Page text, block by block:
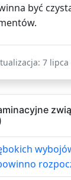
być
7 lipca